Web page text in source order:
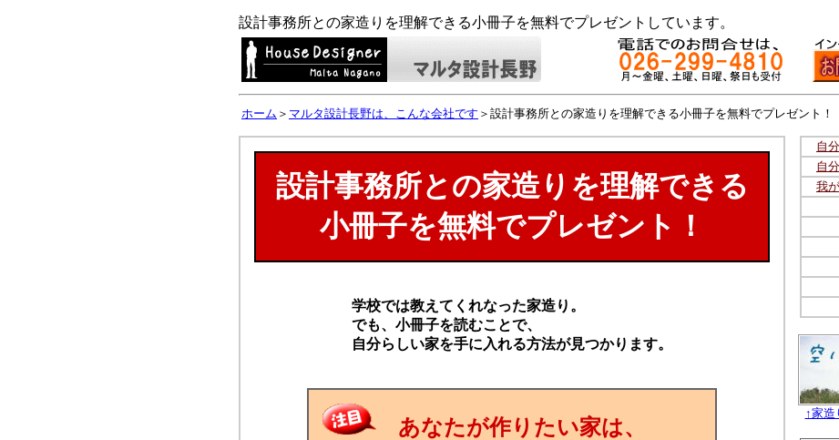
設計事務所との家造りを理解できる小冊子を無料でプレゼントしています。
ホーム ＞ マルタ設計長野は、こんな会社です ＞設計事務所との家造りを理解できる小冊子を無料でプレゼント！
設計事務所との家造りを理解できる
小冊子を無料でプレゼント！
学校では教えてくれなった家造り。
でも、小冊子を読むことで、
自分らしい家を手に入れる方法が見つかります。
あなたが作りたい家は、
自
自
我
↑家造